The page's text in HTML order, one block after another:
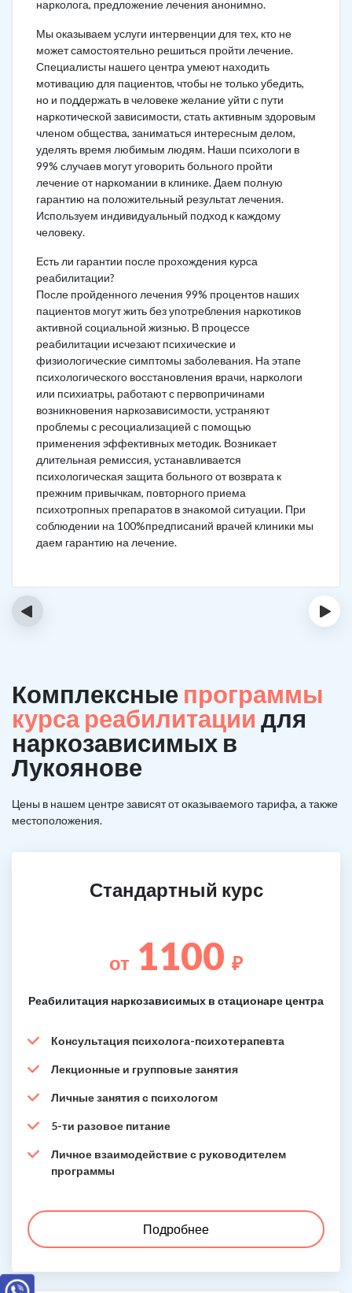
нарколога, предложение лечения анонимно.
Мы оказываем услуги интервенции для тех, кто не
может самостоятельно решиться пройти лечение.
Специалисты нашего центра умеют находить
мотивацию для пациентов, чтобы не только убедить,
но и поддержать в человеке желание уйти с пути
наркотической зависимости, стать активным здоровым
членом общества, заниматься интересным делом,
уделять время любимым людям. Наши психологи в
99% случаев могут уговорить больного пройти
лечение от наркомании в клинике. Даем полную
гарантию на положительный результат лечения.
Используем индивидуальный подход к каждому
человеку.
Есть ли гарантии после прохождения курса
реабилитации?
После пройденного лечения 99% процентов наших
пациентов могут жить без употребления наркотиков
активной социальной жизнью. В процессе
реабилитации исчезают психические и
физиологические симптомы заболевания. На этапе
психологического восстановления врачи, наркологи
или психиатры, работают с первопричинами
возникновения наркозависимости, устраняют
проблемы с ресоциализацией с помощью
применения эффективных методик. Возникает
длительная ремиссия, устанавливается
психологическая защита больного от возврата к
прежним привычкам, повторного приема
психотропных препаратов в знакомой ситуации. При
соблюдении на 100%предписаний врачей клиники мы
даем гарантию на лечение.
‹ ›
Комплексные программы
курса реабилитации для
наркозависимых в
Лукоянове
Цены в нашем центре зависят от оказываемого тарифа, а также
местоположения.
Стандартный курс
от 1100 ₽
Реабилитация наркозависимых в стационаре центра
Консультация психолога-психотерапевта
Лекционные и групповые занятия
Личные занятия с психологом
5-ти разовое питание
Личное взаимодействие с руководителем
программы
Подробнее